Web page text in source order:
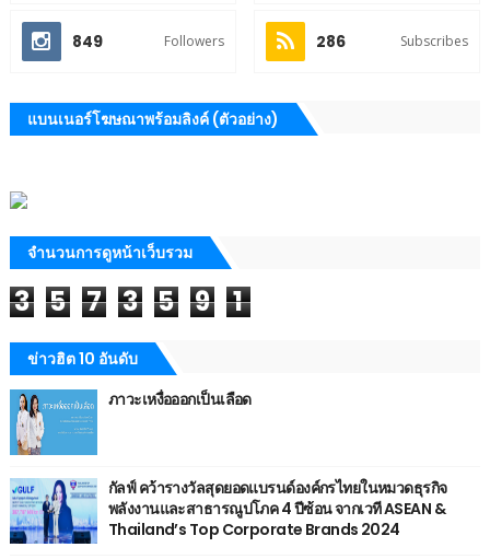
849 Followers 286 Subscribes
แบนเนอร์โฆษณาพร้อมลิงค์ (ตัวอย่าง)
จำนวนการดูหน้าเว็บรวม
3 5 7 3 5 9 1
ข่าวฮิต 10 อันดับ
ภาวะเหงื่อออกเป็นเลือด
กัลฟ์ คว้ารางวัลสุดยอดแบรนด์องค์กรไทยในหมวดธุรกิจ
พลังงานและสาธารณูปโภค 4 ปีซ้อน จากเวที ASEAN &
Thailand’s Top Corporate Brands 2024